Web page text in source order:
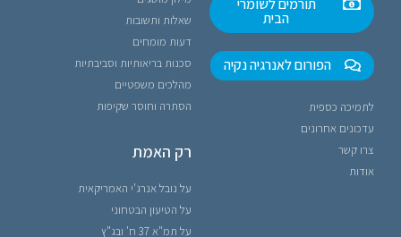
תורמים לשומרי
הבית
הפורום לאנרגיה נקיה
לתמיכה כספית
עדכונים אחרונים
צרו קשר
אודות
שאלות ותשובות
דעות מומחים
סכנות בריאותיות וסביבתיות
מהלכים משפטיים
הסתרה וחוסר שקיפות
רק האמת
על נובל אנרג'י האמריקאית
על הטיעון הבטחוני
על תמ"א 37 ח' ובג"ץ